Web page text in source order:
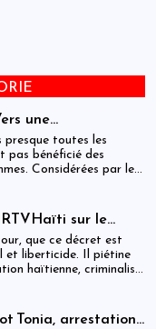
une
de
à travers le
presque toutes les
pas bénéficié des
Considérées par les
travail, de la politique
principalement initié
s’est étendu dans les
entier. Il n’est pas
doivent encore
sur le
2025
que ce décret est
et liberticide. Il piétine
haïtienne, criminalise
Tonia, arrestation